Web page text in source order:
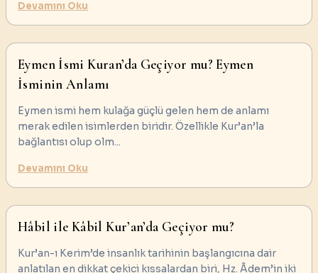
Devamını Oku
Eymen İsmi Kuran’da Geçiyor mu? Eymen
İsminin Anlamı
Eymen ismi hem kulağa güçlü gelen hem de anlamı
merak edilen isimlerden biridir. Özellikle Kur’an’la
bağlantısı olup olm...
Devamını Oku
Hâbil ile Kâbil Kur’an’da Geçiyor mu?
Kur’an-ı Kerim’de insanlık tarihinin başlangıcına dair
anlatılan en dikkat çekici kıssalardan biri, Hz. Âdem’in iki